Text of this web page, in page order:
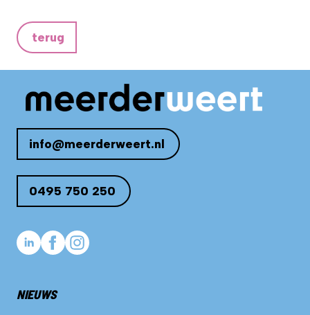
terug
info@meerderweert.nl
0495 750 250
NIEUWS